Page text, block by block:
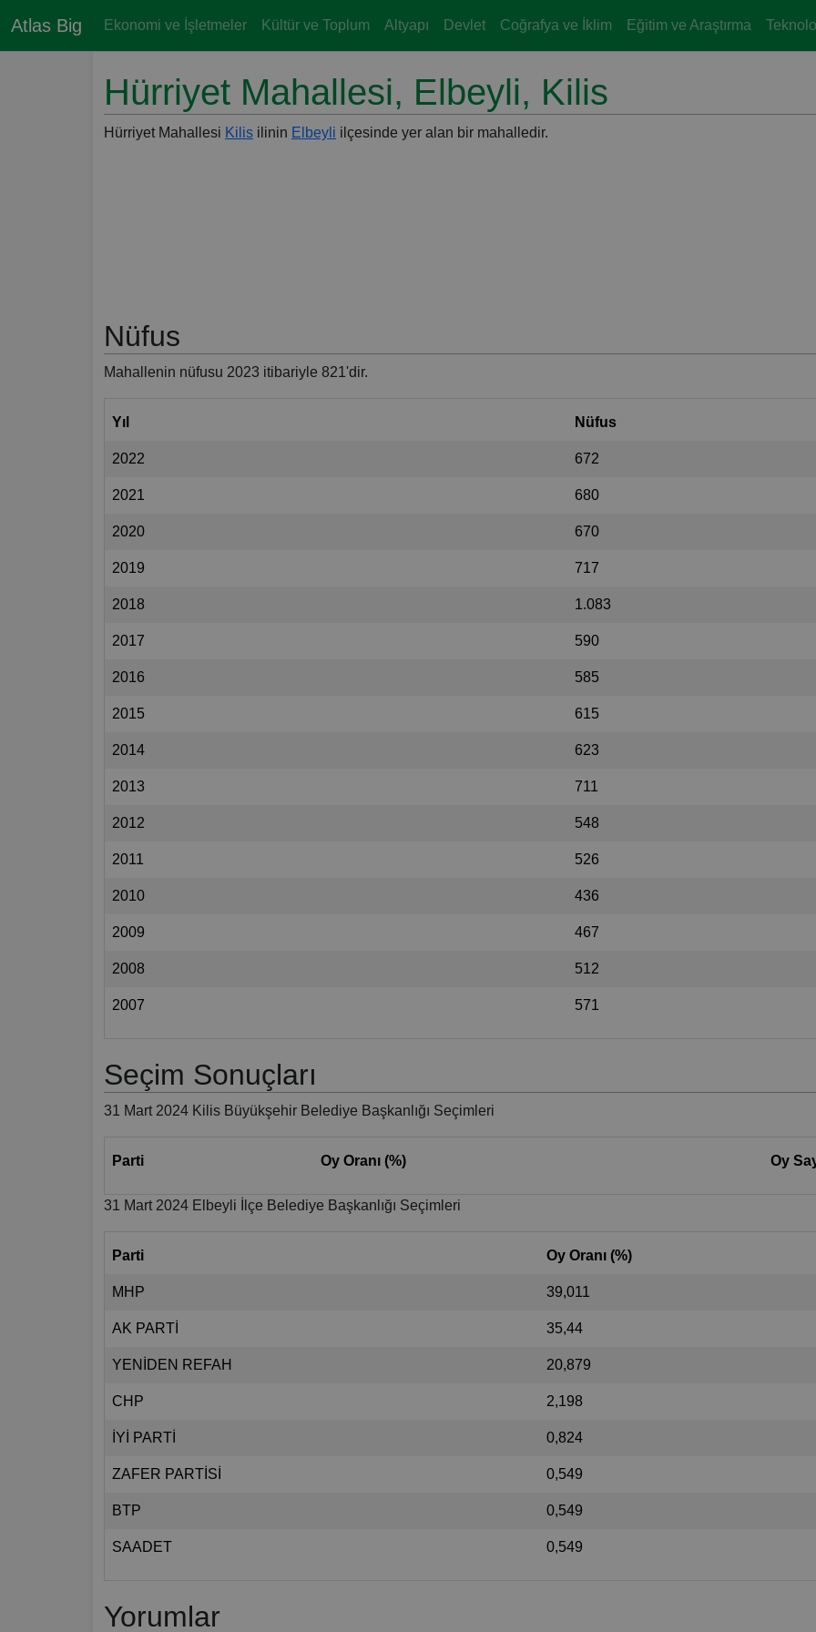
Atlas Big Ekonomi ve İşletmeler Kültür ve Toplum Altyapı Devlet Coğrafya ve İklim Eğitim ve Araştırma
Hürriyet Mahallesi, Elbeyli, Kilis
Hürriyet Mahallesi Kilis ilinin Elbeyli ilçesinde yer alan bir mahalledir.
Nüfus
Mahallenin nüfusu 2023 itibariyle 821'dir.
Yıl Nüfus
2022 672
2021 680
2020 670
2019 717
2018 1.083
2017 590
2016 585
2015 615
2014 623
2013 711
2012 548
2011 526
2010 436
2009 467
2008 512
2007 571
Seçim Sonuçları
31 Mart 2024 Kilis Büyükşehir Belediye Başkanlığı Seçimleri
Parti Oy Oranı (%) Oy
31 Mart 2024 Elbeyli İlçe Belediye Başkanlığı Seçimleri
Parti Oy Oranı (%)
MHP 39,011
AK PARTİ 35,44
YENİDEN REFAH 20,879
CHP 2,198
İYİ PARTİ 0,824
ZAFER PARTİSİ 0,549
BTP 0,549
SAADET 0,549
Yorumlar